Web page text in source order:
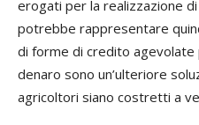
erogati per la realizzazione
potrebbe rappresentare
di forme di credito agevolate
denaro sono un’ulteriore
agricoltori siano costretti a